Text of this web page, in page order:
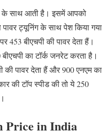
के साथ आती है। इसमें आपको
ट्यूनिंग के साथ पेश किया गया
बीएचपी की पावर देता हैं।
का टॉर्क जनरेट करता है।
पावर देता हैं और 900 एनएम का
की टॉप स्पीड की तो ये 250
Price in India